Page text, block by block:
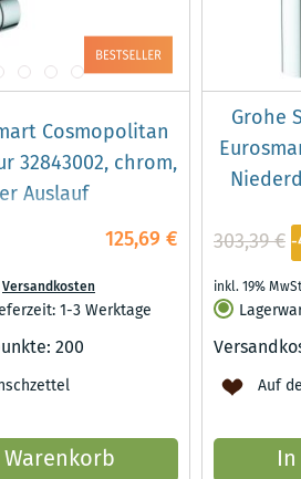
Cosmopolitan
32843002, chrom,
Auslauf
125,69 €
Versandkosten
1-3 Werktage
200
Grohe
303,39 € -
inkl. 19%
Auf